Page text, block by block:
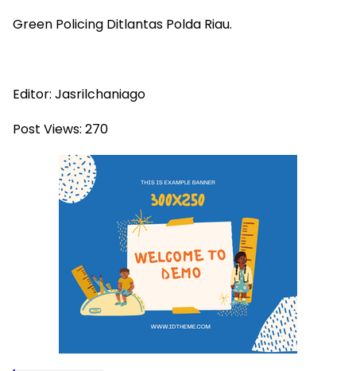
Green Policing Ditlantas Polda Riau.
Editor: Jasrilchaniago
Post Views: 270